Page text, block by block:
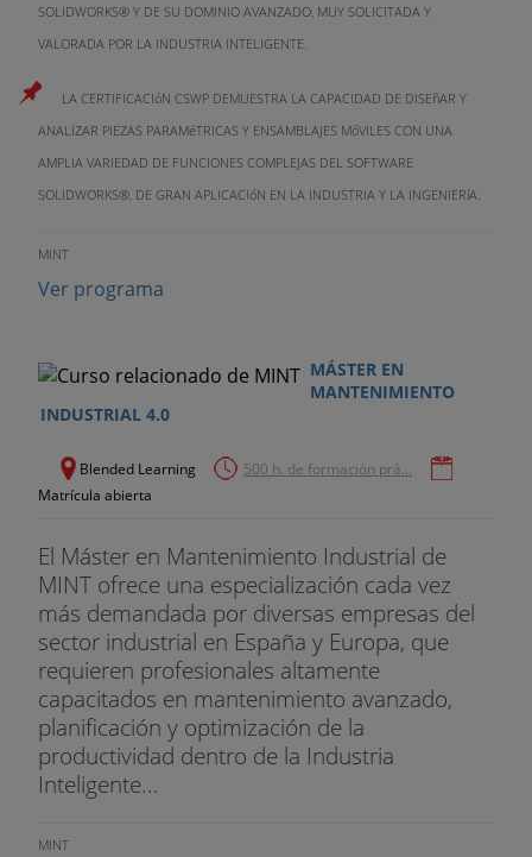
SOLIDWORKS® Y DE SU DOMINIO AVANZADO, MUY SOLICITADA Y
VALORADA POR LA INDUSTRIA INTELIGENTE.
LA CERTIFICACIóN CSWP DEMUESTRA LA CAPACIDAD DE DISEñAR Y
ANALIZAR PIEZAS PARAMéTRICAS Y ENSAMBLAJES MóVILES CON UNA
AMPLIA VARIEDAD DE FUNCIONES COMPLEJAS DEL SOFTWARE
SOLIDWORKS®, DE GRAN APLICACIóN EN LA INDUSTRIA Y LA INGENIERíA.
MINT
Ver programa
MÁSTER EN
MANTENIMIENTO
INDUSTRIAL 4.0
Blended Learning
500 h. de formación prá...
Matrícula abierta
El Máster en Mantenimiento Industrial de
MINT ofrece una especialización cada vez
más demandada por diversas empresas del
sector industrial en España y Europa, que
requieren profesionales altamente
capacitados en mantenimiento avanzado,
planificación y optimización de la
productividad dentro de la Industria
Inteligente...
MINT